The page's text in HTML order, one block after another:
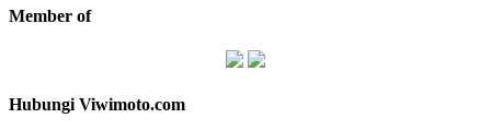
Member of
Hubungi Viwimoto.com